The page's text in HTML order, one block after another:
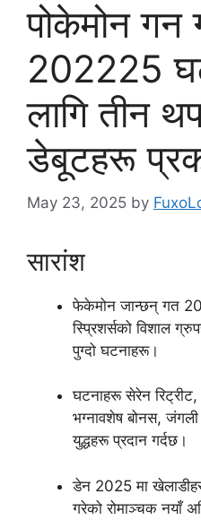
पोकेमोन गन
202225
लागि तीन
डेबूटहरू
May 23, 2025 by
सारांश
फेकेमोन जान्छन् गत
स्प्रिशर्सको विशाल
पुग्दो घटनाहरू।
घटनाहरू सेरेन रिट्रीट,
भग्नावशेष बोनस,
युद्धहरू प्रदान गर्दछ।
डेन 2025 मा
गरेको रोमाञ्चक नयाँ